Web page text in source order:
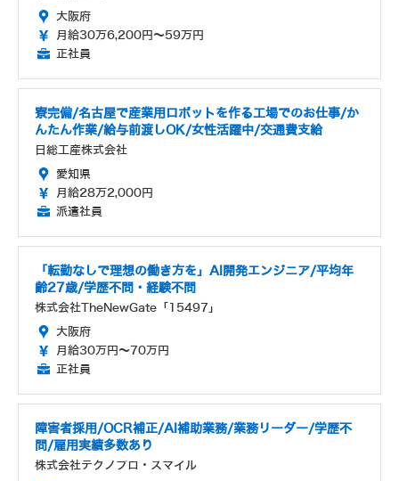
大阪府
月給30万6,200円～59万円
正社員
寮完備/名古屋で産業用ロボットを作る工場でのお仕事/か
んたん作業/給与前渡しOK/女性活躍中/交通費支給
日総工産株式会社
愛知県
月給28万2,000円
派遣社員
「転勤なしで理想の働き方を」AI開発エンジニア/平均年
齢27歳/学歴不問・経験不問
株式会社TheNewGate「15497」
大阪府
月給30万円～70万円
正社員
障害者採用/OCR補正/AI補助業務/業務リーダー/学歴不
問/雇用実績多数あり
株式会社テクノプロ・スマイル